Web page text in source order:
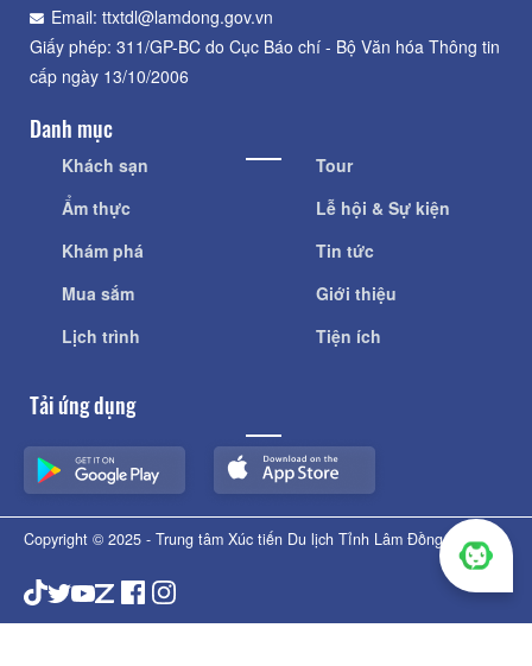
Email: ttxtdl@lamdong.gov.vn
Giấy phép: 311/GP-BC do Cục Báo chí - Bộ Văn hóa Thông tin
cấp ngày 13/10/2006
Danh mục
Khách sạn
Ẩm thực
Khám phá
Mua sắm
Lịch trình
Tour
Lễ hội & Sự kiện
Tin tức
Giới thiệu
Tiện ích
Tải ứng dụng
Copyright © 2025 - Trung tâm Xúc tiến Du lịch Tỉnh Lâm Đồng